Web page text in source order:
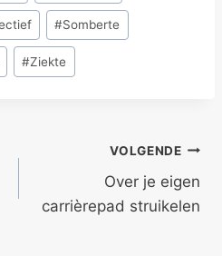
#Somberte
#Ziekte
VOLGENDE
Over je eigen
carrièrepad struikelen